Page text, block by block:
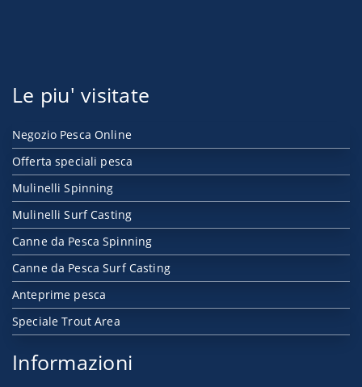
Le piu' visitate
Negozio Pesca Online
Offerta speciali pesca
Mulinelli Spinning
Mulinelli Surf Casting
Canne da Pesca Spinning
Canne da Pesca Surf Casting
Anteprime pesca
Speciale Trout Area
Informazioni